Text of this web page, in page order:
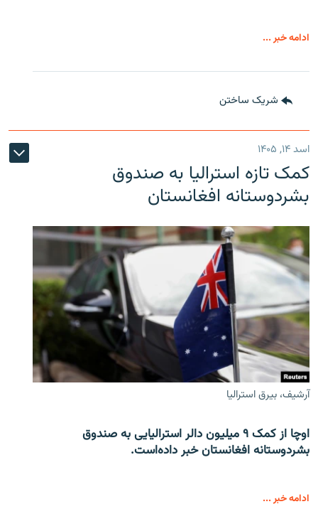
ادامه خبر ...
شریک ساختن
اسد ۱۴, ۱۴۰۵
کمک تازه استرالیا به صندوق
بشردوستانه افغانستان
آرشیف، بیرق استرالیا
اوچا از کمک ۹ میلیون دالر استرالیایی به صندوق
بشردوستانه افغانستان خبر داده‌است.
ادامه خبر ...